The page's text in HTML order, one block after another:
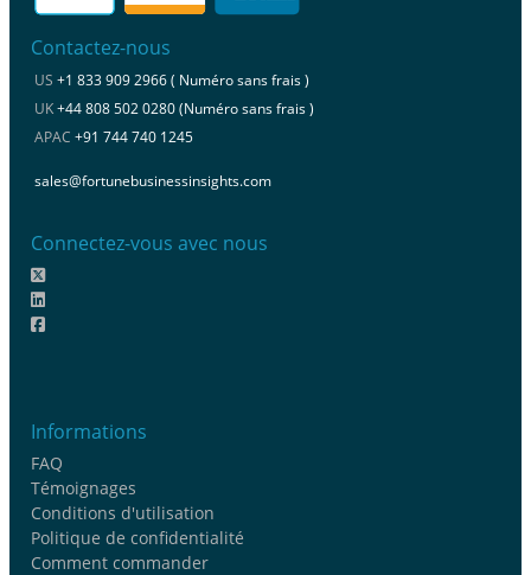
Contactez-nous
US +1 833 909 2966 ( Numéro sans frais )
UK+44 808 502 0280 (Numéro sans frais )
APAC +91 744 740 1245
sales@fortunebusinessinsights.com
Connectez-vous avec nous
Informations
FAQ
Témoignages
Conditions d'utilisation
Politique de confidentialité
Comment commander